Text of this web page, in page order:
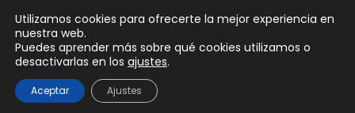
0,00€
Utilizamos cookies para ofrecerte la mejor experiencia en
nuestra web.
Puedes aprender más sobre qué cookies utilizamos o
desactivarlas en los ajustes.
Aceptar Ajustes